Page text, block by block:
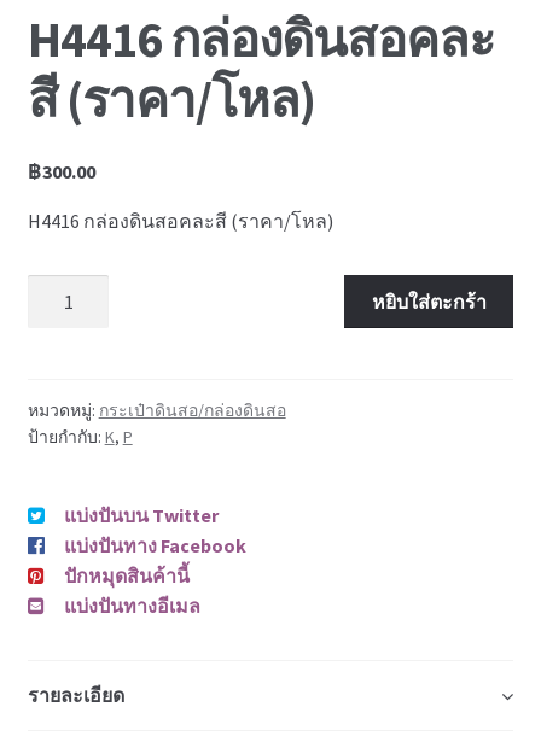
H4416 กล่องดินสอคละ
สี (ราคา/โหล)
฿300.00
H4416 กล่องดินสอคละสี (ราคา/โหล)
หยิบใส่ตะกร้า
หมวดหมู่: กระเป๋าดินสอ/กล่องดินสอ
ป้ายกำกับ: K, P
แบ่งปันบน Twitter
แบ่งปันทาง Facebook
ปักหมุดสินค้านี้
แบ่งปันทางอีเมล
รายละเอียด